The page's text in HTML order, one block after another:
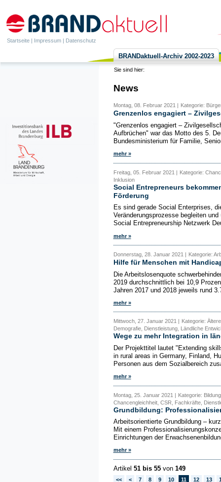
Startseite | Impressum | Datenschutz
BRANDaktuell-Archiv 2002-2023
Sie sind hier:
News
Montag, 08. Februar 2021 | Kategorie:
Grenzenlos engagiert –
"Grenzenlos engagiert –
Aufbrüchen" war das Motto des 5.
Bundesministerium für Familie,
mehr »
Freitag, 05. Februar 2021 | Kategorie:
Inklusion
Social Entrepreneurs
Förderung
Es sind gerade Social Enterprises,
Veränderungsprozesse begleiten
Social Entrepreneurship Netzwerk
mehr »
Donnerstag, 28. Januar 2021 | Kategorie:
Hilfe für Menschen mit
Die Arbeitslosenquote
2019 durchschnittlich bei 10,9
Jahren 2017 und 2018 jeweils rund
mehr »
Mittwoch, 27. Januar 2021 |
Kategorie:
Demografie, Dienstleistung, Ländliche
Wege zu mehr Integration in
Der Projekttitel lautet "Extending
in rural areas in Germany, Finland,
Personen aus dem Sozialbereich
mehr »
Montag, 25. Januar 2021 | Kategorie:
Chancengleichheit, CSR, Fachkräfte,
Grundbildung:
Arbeitsorientierte Grundbildung –
Mit einem
Einrichtungen der
mehr »
Artikel 51 bis 55von 149
<< < 7 8 9 10 11 12 13